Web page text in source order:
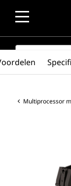
SEARCH
Multiprocessor